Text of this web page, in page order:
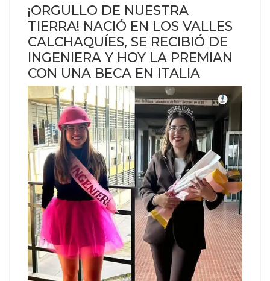
¡ORGULLO DE NUESTRA
TIERRA! NACIÓ EN LOS VALLES
CALCHAQUÍES, SE RECIBIÓ DE
INGENIERA Y HOY LA PREMIAN
CON UNA BECA EN ITALIA